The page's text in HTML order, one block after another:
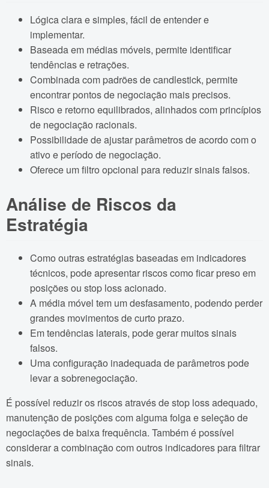
Lógica clara e simples, fácil de entender e
implementar.
Baseada em médias móveis, permite identificar
tendências e retrações.
Combinada com padrões de candlestick, permite
encontrar pontos de negociação mais precisos.
Risco e retorno equilibrados, alinhados com princípios
de negociação racionais.
Possibilidade de ajustar parâmetros de acordo com o
ativo e período de negociação.
Oferece um filtro opcional para reduzir sinais falsos.
Análise de Riscos da
Estratégia
Como outras estratégias baseadas em indicadores
técnicos, pode apresentar riscos como ficar preso em
posições ou stop loss acionado.
A média móvel tem um desfasamento, podendo perder
grandes movimentos de curto prazo.
Em tendências laterais, pode gerar muitos sinais
falsos.
Uma configuração inadequada de parâmetros pode
levar a sobrenegociação.
É possível reduzir os riscos através de stop loss adequado,
manutenção de posições com alguma folga e seleção de
negociações de baixa frequência. Também é possível
considerar a combinação com outros indicadores para filtrar
sinais.